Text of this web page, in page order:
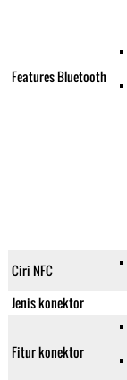
Features Bluetooth
Ciri NFC
Jenis konektor
Fitur konektor